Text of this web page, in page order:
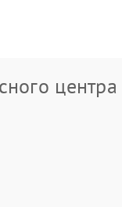
центра